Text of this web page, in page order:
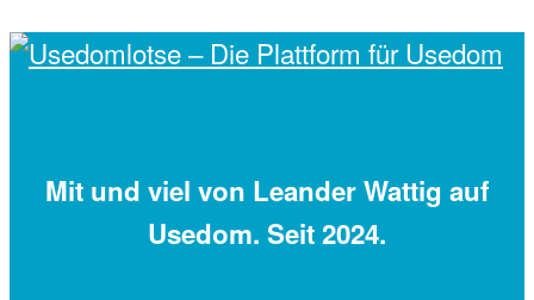
Mit und viel von Leander Wattig auf
Usedom. Seit 2024.